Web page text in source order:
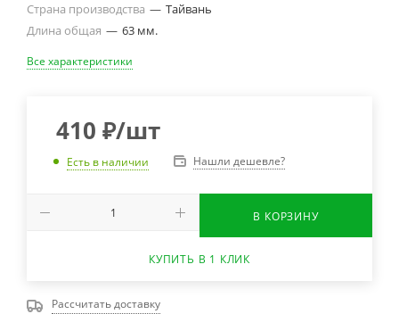
Страна производства — Тайвань
Длина общая — 63 мм.
Все характеристики
410 ₽/шт
Есть в наличии Нашли дешевле?
В КОРЗИНУ
КУПИТЬ В 1 КЛИК
Рассчитать доставку